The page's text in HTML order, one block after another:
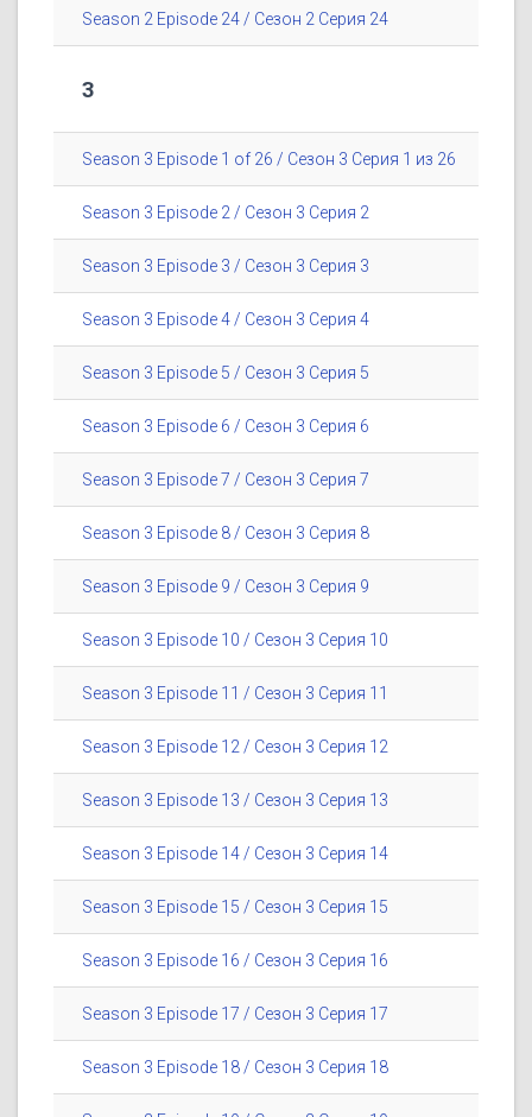
Season 2 Episode 24 / Сезон 2 Серия 24
3
Season 3 Episode 1 of 26 / Сезон 3 Серия 1 из 26
Season 3 Episode 2 / Сезон 3 Серия 2
Season 3 Episode 3 / Сезон 3 Серия 3
Season 3 Episode 4 / Сезон 3 Серия 4
Season 3 Episode 5 / Сезон 3 Серия 5
Season 3 Episode 6 / Сезон 3 Серия 6
Season 3 Episode 7 / Сезон 3 Серия 7
Season 3 Episode 8 / Сезон 3 Серия 8
Season 3 Episode 9 / Сезон 3 Серия 9
Season 3 Episode 10 / Сезон 3 Серия 10
Season 3 Episode 11 / Сезон 3 Серия 11
Season 3 Episode 12 / Сезон 3 Серия 12
Season 3 Episode 13 / Сезон 3 Серия 13
Season 3 Episode 14 / Сезон 3 Серия 14
Season 3 Episode 15 / Сезон 3 Серия 15
Season 3 Episode 16 / Сезон 3 Серия 16
Season 3 Episode 17 / Сезон 3 Серия 17
Season 3 Episode 18 / Сезон 3 Серия 18